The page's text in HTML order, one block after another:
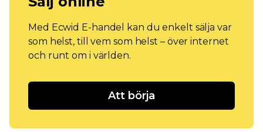
Med Ecwid E-handel kan du enkelt sälja var
som helst, till vem som helst – över internet
och runt om i världen.
Att börja